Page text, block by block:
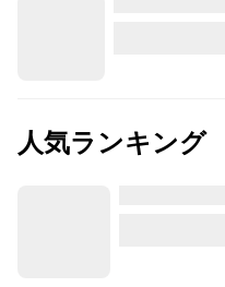
人気ランキング